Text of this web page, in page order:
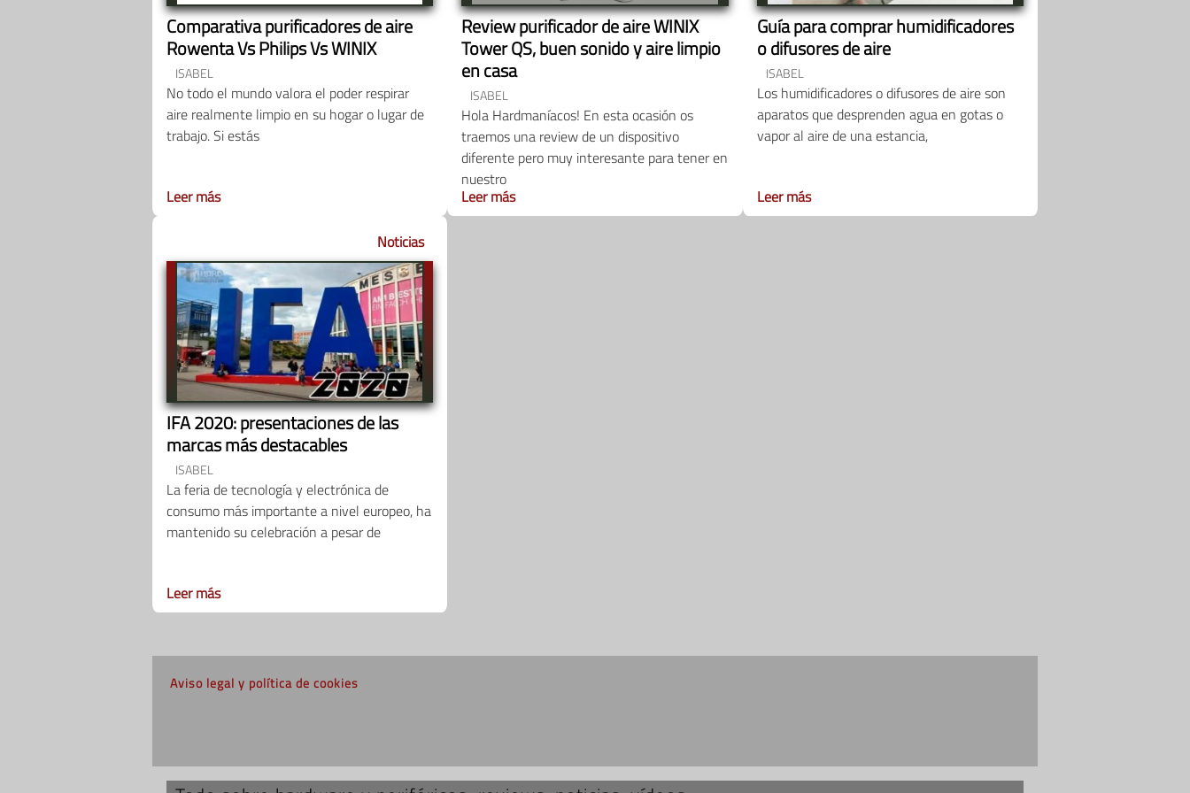
Comparativa purificadores de aire
Rowenta Vs Philips Vs WINIX
ISABEL
No todo el mundo valora el poder respirar
aire realmente limpio en su hogar o lugar de
trabajo. Si estás
Leer más
Review purificador de aire WINIX
Tower QS, buen sonido y aire limpio
en casa
ISABEL
Hola Hardmaníacos! En esta ocasión os
traemos una review de un dispositivo
diferente pero muy interesante para tener en
nuestro
Leer más
Guía para comprar humidificadores
o difusores de aire
ISABEL
Los humidificadores o difusores de aire son
aparatos que desprenden agua en gotas o
vapor al aire de una estancia,
Leer más
Noticias
IFA 2020: presentaciones de las
marcas más destacables
ISABEL
La feria de tecnología y electrónica de
consumo más importante a nivel europeo, ha
mantenido su celebración a pesar de
Leer más
Aviso legal y política de cookies